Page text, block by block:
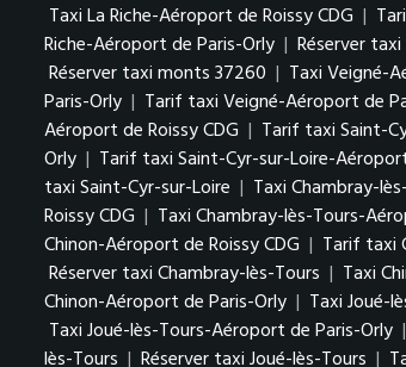
Taxi La Riche-Aéroport de Roissy CDG |
Riche-Aéroport de Paris-Orly | Réserver
Réserver taxi monts 37260 | Taxi Veigné-
Paris-Orly | Tarif taxi Veigné-Aéroport de
Aéroport de Roissy CDG | Tarif taxi Saint-
Orly | Tarif taxi Saint-Cyr-sur-Loire-
taxi Saint-Cyr-sur-Loire | Taxi Chambray-
Roissy CDG | Taxi Chambray-lès-Tours-
Chinon-Aéroport de Roissy CDG | Tarif taxi
Réserver taxi Chambray-lès-Tours | Taxi
Chinon-Aéroport de Paris-Orly | Taxi Joué-
Taxi Joué-lès-Tours-Aéroport de Paris-Orly |
lès-Tours | Réserver taxi Joué-lès-Tours |